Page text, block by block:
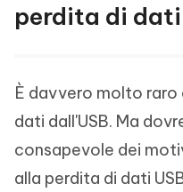
perdita di dati
È davvero molto raro
dati dall'USB. Ma
consapevole dei
alla perdita di dati